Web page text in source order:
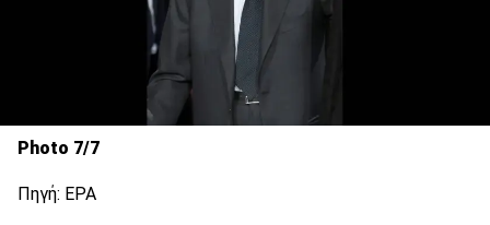
Photo 7/7
Πηγή: EPA